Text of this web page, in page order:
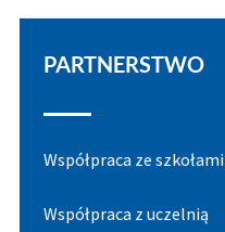
PARTNERSTWO
Współpraca ze szkołami
Współpraca z uczelnią